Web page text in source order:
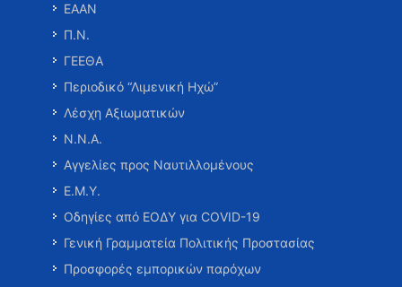
ΕΑΑΝ
Π.Ν.
ΓΕΕΘΑ
Περιοδικό “Λιμενική Ηχώ”
Λέσχη Αξιωματικών
Ν.Ν.Α.
Αγγελίες προς Ναυτιλλομένους
Ε.Μ.Υ.
Οδηγίες από ΕΟΔΥ για COVID-19
Γενική Γραμματεία Πολιτικής Προστασίας
Προσφορές εμπορικών παρόχων